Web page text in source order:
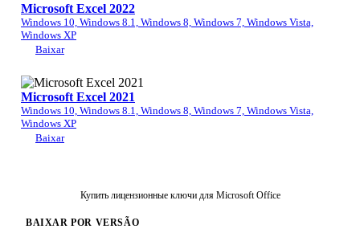
Microsoft Excel 2022
Windows 10, Windows 8.1, Windows 8, Windows 7, Windows Vista,
Windows XP
Baixar
Microsoft Excel 2021
Windows 10, Windows 8.1, Windows 8, Windows 7, Windows Vista,
Windows XP
Baixar
Купить лицензионные ключи для Microsoft Office
BAIXAR POR VERSÃO